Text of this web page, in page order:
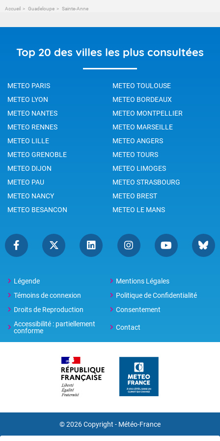
Accueil Guadeloupe Sainte-Anne
Top 20 des villes les plus consultées
METEO PARIS
METEO TOULOUSE
METEO LYON
METEO BORDEAUX
METEO NANTES
METEO MONTPELLIER
METEO RENNES
METEO MARSEILLE
METEO LILLE
METEO ANGERS
METEO GRENOBLE
METEO TOURS
METEO DIJON
METEO LIMOGES
METEO PAU
METEO STRASBOURG
METEO NANCY
METEO BREST
METEO BESANCON
METEO LE MANS
Légende
Mentions Légales
Témoins de connexion
Politique de Confidentialité
Droits de Reproduction
Consentement
Accessibilité : partiellement
conforme
Contact
© 2026 Copyright - Météo-France